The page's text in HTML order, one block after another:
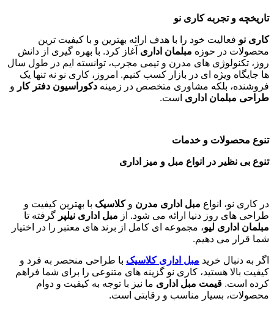
تاریخچه و تجربه کاری نو
کاری نو فعالیت خود را با هدف ارائه بهترین و با کیفیت ترین
محصولات در حوزه مبلمان اداری آغاز کرد. با بهره گیری از دانش
روز، تکنولوژی های مدرن و تیمی مجرب، توانسته ایم در طول سال
ها جایگاه ویژه ای در بازار کسب کنیم. امروز، کاری نو نه تنها یک
فروشنده، بلکه مشاوری متخصص در زمینه دکوراسیون دفتر کار و
طراحی مبلمان اداری است.
تنوع محصولات و خدمات
تنوع بی نظیر در انواع مبل و میز اداری
در کاری نو، انواع مبل اداری مدرن وکلاسیک با بهترین کیفیت و
طراحی های روز دنیا ارائه می شود. از مبل اداری نیلپر گرفته تا
مبلمان اداری لیو، مجموعه ای کامل از برند های معتبر را در اختیار
شما قرار می دهیم.
اگر به دنبال خرید مبل اداری کلاسیک با طراحی منحصر به فرد و
کیفیت بالا هستید، کاری نو گزینه های متنوعی را برای شما فراهم
کرده است. قیمت مبل اداری ما نیز با توجه به کیفیت و دوام
محصولات، بسیار مناسب و رقابتی است.